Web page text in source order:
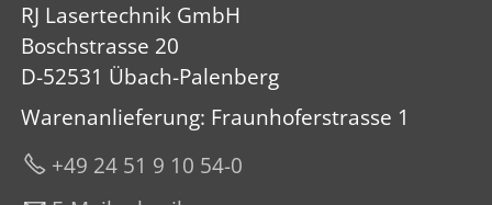
RJ Lasertechnik GmbH
Boschstrasse 20
D-52531 Übach-Palenberg
Warenanlieferung: Fraunhoferstrasse 1
+49 24 51 9 10 54-0